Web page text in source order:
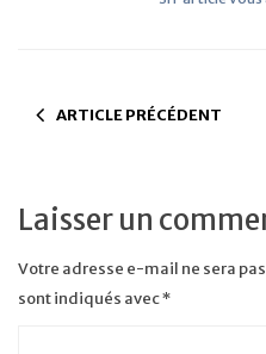
ARTICLE PRÉCÉDENT
Laisser un
Votre adresse e-mail ne sera
sont indiqués avec*